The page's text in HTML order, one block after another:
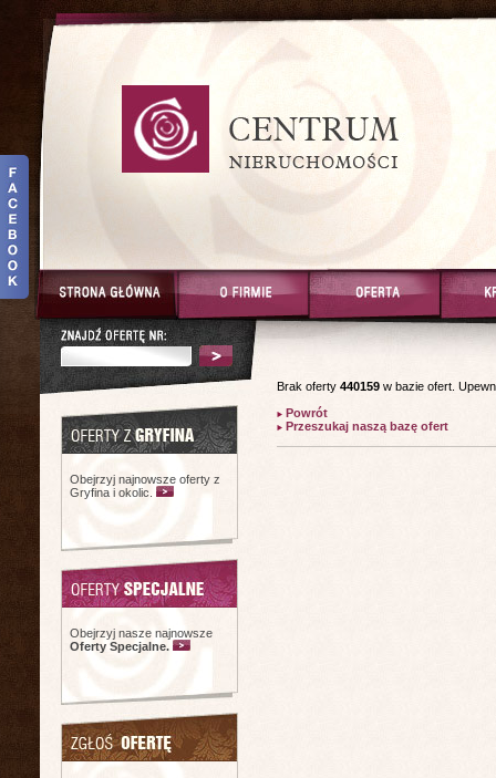
Obejrzyj najnowsze oferty z
Gryfina i okolic.
Obejrzyj nasze najnowsze
Oferty Specjalne.
Brak oferty 440159 w bazie ofert.
Powrót
Przeszukaj naszą bazę ofert